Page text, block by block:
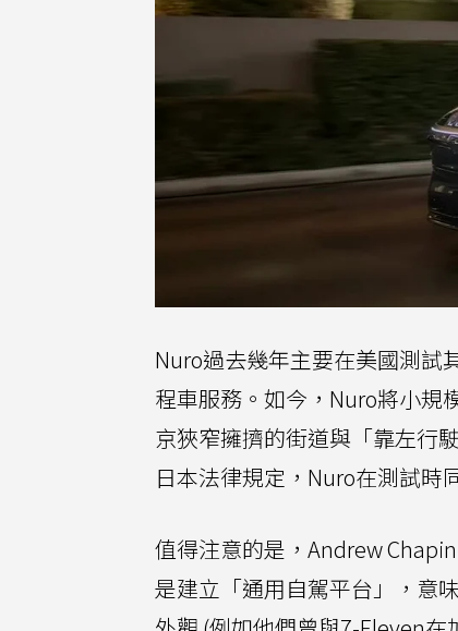
Nuro過去幾年主要在美國測試
程車服務。如今，Nuro將小規
京狹窄擁擠的街道與「靠左行
日本法律規定，Nuro在測試時
值得注意的是，Andrew
是建立「通用自駕平台」，意